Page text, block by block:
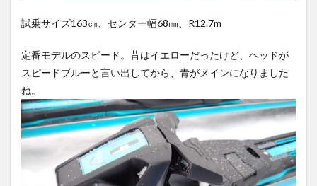
試乗サイズ163㎝、センター幅68㎜、R12.7m
定番モデルのスピード。昔はイエローだったけど、ヘッドが
スピードブルーと言い出してから、青がメインになりました
ね。